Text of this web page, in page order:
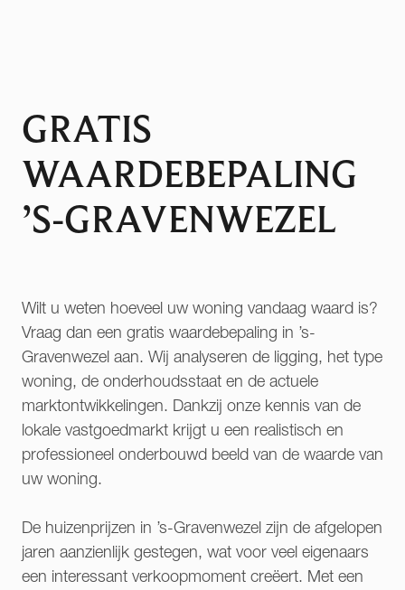
GRATIS
WAARDEBEPALING
’S-GRAVENWEZEL
Wilt u weten hoeveel uw woning vandaag waard is?
Vraag dan een gratis waardebepaling in ’s-
Gravenwezel aan. Wij analyseren de ligging, het type
woning, de onderhoudsstaat en de actuele
marktontwikkelingen. Dankzij onze kennis van de
lokale vastgoedmarkt krijgt u een realistisch en
professioneel onderbouwd beeld van de waarde van
uw woning.
De huizenprijzen in ’s-Gravenwezel zijn de afgelopen
jaren aanzienlijk gestegen, wat voor veel eigenaars
een interessant verkoopmoment creëert. Met een